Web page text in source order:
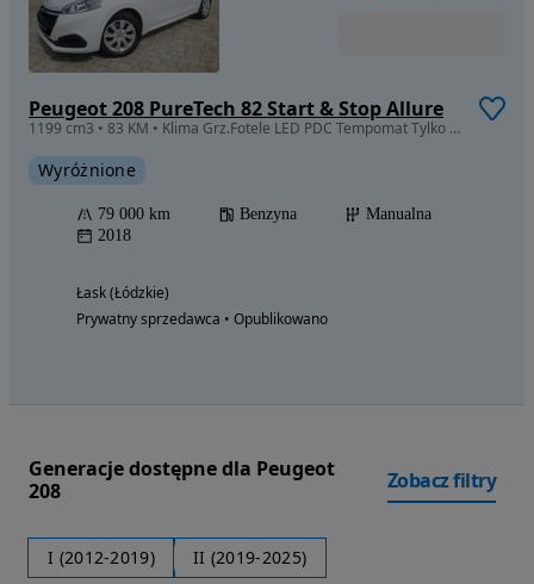
Peugeot 208 PureTech 82 Start & Stop Allure
1199 cm3 • 83 KM • Klima Grz.Fotele LED PDC Tempomat Tylko 79Tys.KM SERWIS ASO
Wyróżnione
79 000 km Benzyna
Manualna
2018
Łask (Łódzkie)
Prywatny sprzedawca • Opublikowano
Generacje dostępne dla Peugeot
208
Zobacz filtry
I (2012-2019) II (2019-2025)